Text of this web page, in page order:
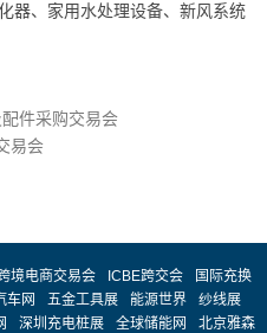
器、家用水处理设备、新风系统
件采购交易会
易会
境电商交易会 ICBE跨交会
国际充换
车网 五金工具展 能源世界
纱线展
深圳充电桩展 全球储能网 北京雅森